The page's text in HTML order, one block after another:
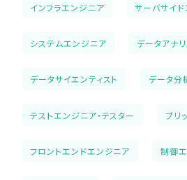
インフラエンジニア サーバサイ
システムエンジニア データアナリ
データサイエンティスト データ分
テストエンジニア・テスター ブリ
フロントエンドエンジニア 制御